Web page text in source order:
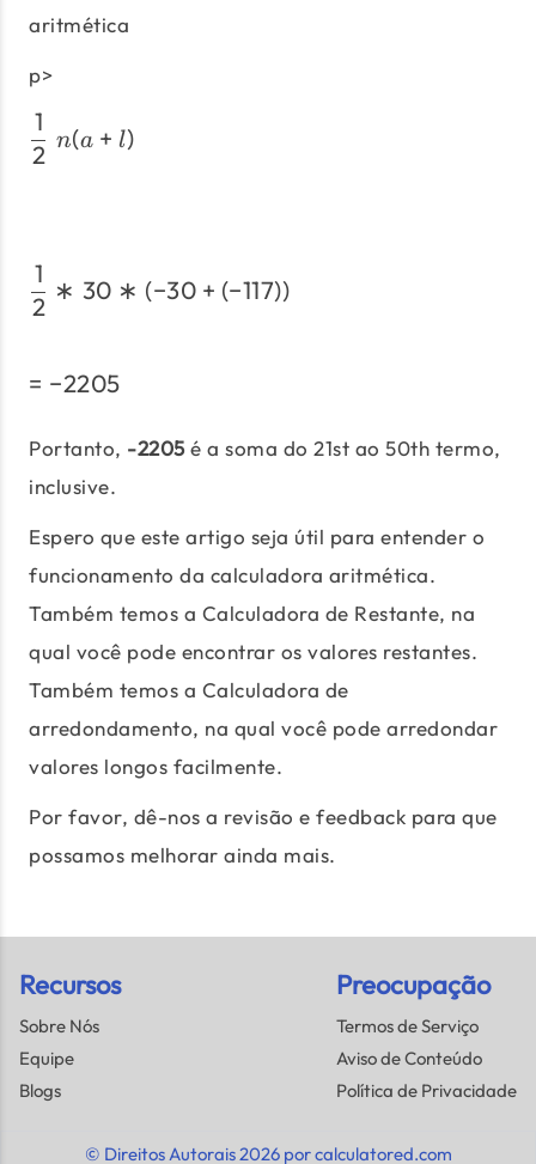
aritmética
p>
2
1
n(a + l)
\frac{1}{2}*30*(-30+(-
2
1
∗ 30 ∗ (−30 + (−117))
= −2205
Portanto, -2205é a soma do 21st ao 50th termo,
inclusive.
Espero que este artigo seja útil para entender o
funcionamento da calculadora aritmética.
Também temos a Calculadora de Restante, na
qual você pode encontrar os valores restantes.
Também temos a Calculadora de
arredondamento, na qual você pode arredondar
valores longos facilmente.
Por favor, dê-nos a revisão e feedback para que
possamos melhorar ainda mais.
Recursos
Sobre Nós
Equipe
Blogs
Preocupação
Termos de Serviço
Aviso de Conteúdo
Política de Privacidade
© Direitos Autorais 2026 por calculatored.com